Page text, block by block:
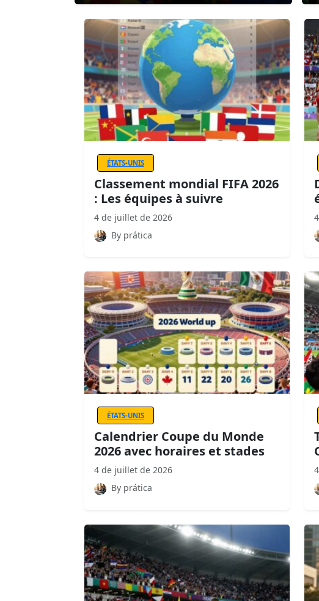
ÉTATS-UNIS
Classement mondial FIFA 2026
: Les équipes à suivre
4 de juillet de 2026
By prática
ÉTATS-UNIS
Calendrier Coupe du Monde
2026 avec horaires et stades
4 de juillet de 2026
By prática